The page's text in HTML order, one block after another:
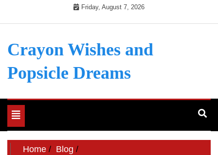
Friday, August 7, 2026
Crayon Wishes and
Popsicle Dreams
Toggle
navigation
Home
Blog